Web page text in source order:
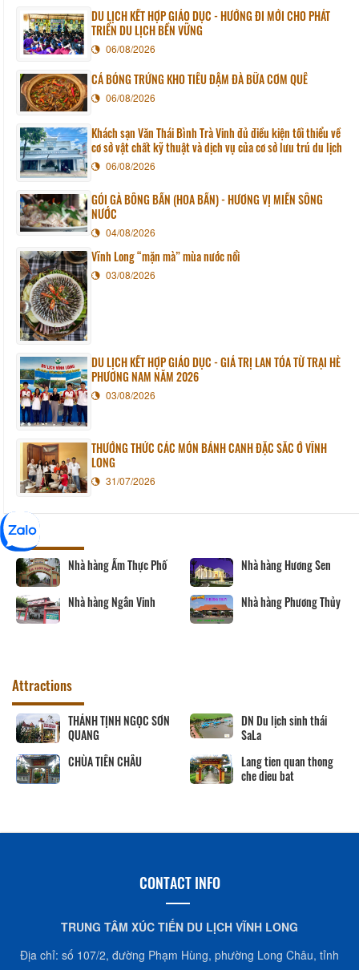
DU LỊCH KẾT HỢP GIÁO DỤC - HƯỚNG ĐI MỚI CHO PHÁT
TRIỂN DU LỊCH BỀN VỮNG
06/08/2026
CÁ BÓNG TRỨNG KHO TIÊU ĐẬM ĐÀ BỮA CƠM QUÊ
06/08/2026
Khách sạn Văn Thái Bình Trà Vinh đủ điều kiện tối thiểu về
cơ sở vật chất kỹ thuật và dịch vụ của cơ sở lưu trú du lịch
06/08/2026
GỎI GÀ BÔNG BẦN (HOA BẦN) - HƯƠNG VỊ MIỀN SÔNG
NƯỚC
04/08/2026
Vĩnh Long “mặn mà” mùa nước nổi
03/08/2026
DU LỊCH KẾT HỢP GIÁO DỤC - GIÁ TRỊ LAN TỎA TỪ TRẠI HÈ
PHƯƠNG NAM NĂM 2026
03/08/2026
THƯỞNG THỨC CÁC MÓN BÁNH CANH ĐẶC SẮC Ở VĨNH
LONG
31/07/2026
Food
Nhà hàng Ẩm Thực Phố Nhà hàng Hương Sen
Nhà hàng Ngân Vinh Nhà hàng Phương Thủy
Attractions
THÁNH TỊNH NGỌC SƠN
QUANG
DN Du lịch sinh thái
SaLa
CHÙA TIÊN CHÂU
Lang tien quan thong
che dieu bat
CONTACT INFO
TRUNG TÂM XÚC TIẾN DU LỊCH VĨNH LONG
Địa chỉ: số 107/2, đường Phạm Hùng, phường Long Châu, tỉnh